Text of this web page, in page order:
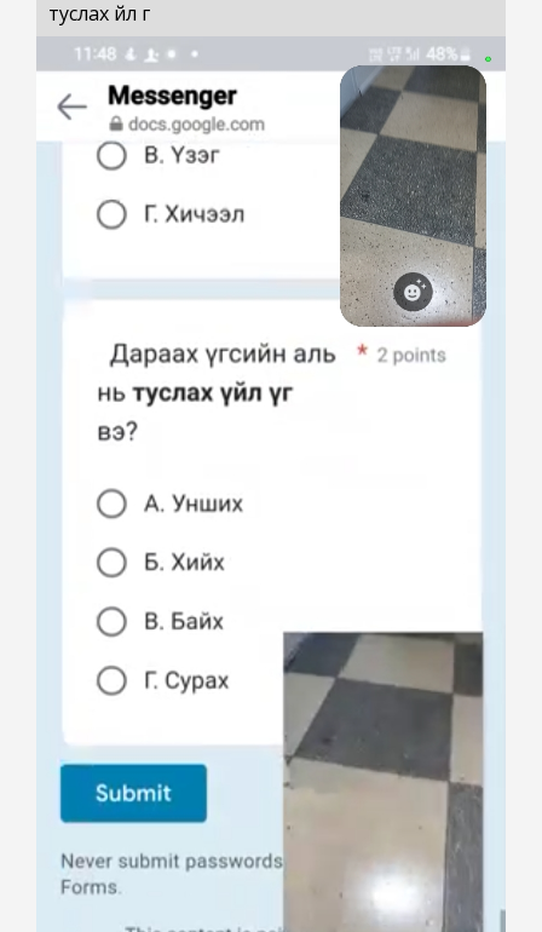
туслах үйл үг